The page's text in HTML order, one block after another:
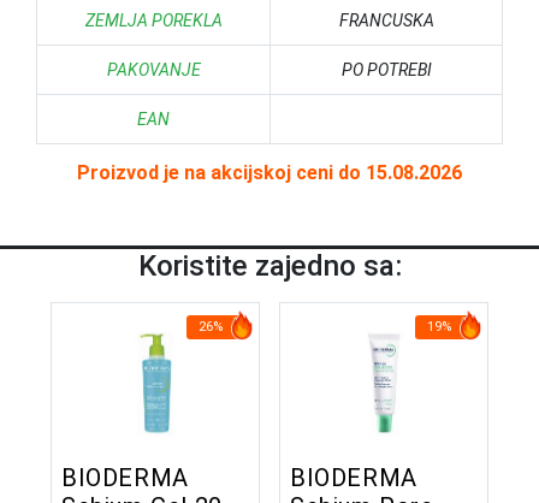
ZEMLJA POREKLA FRANCUSKA
PAKOVANJE PO POTREBI
EAN
Proizvod je na akcijskoj ceni do 15.08.2026
Koristite zajedno sa:
26%
BIODERMA
19%
BIODERMA